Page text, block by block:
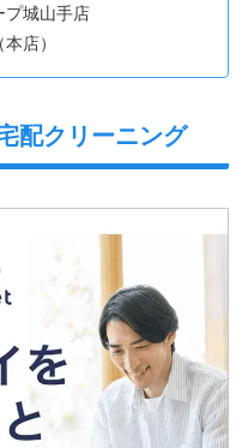
プ城山手店
店）
配クリーニング